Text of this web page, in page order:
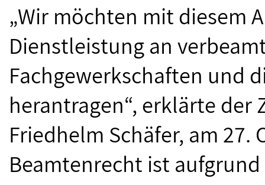
„Wir möchten mit diesem
Dienstleistung an
Fachgewerkschaften und
herantragen“, erklärte der
Friedhelm Schäfer, am 27.
Beamtenrecht ist